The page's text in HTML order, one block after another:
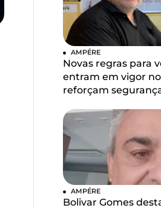
AMPÉRE
Novas regras para
entram em vigor
reforçam
AMPÉRE
Bolivar Gomes